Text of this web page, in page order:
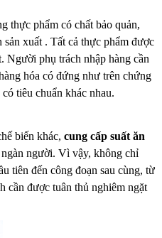
thực phẩm có chất bảo quản,
xuất . Tất cả thực phẩm được
Người phụ trách nhập hàng cần
hóa có đứng như trên chứng
tiêu chuẩn khác nhau.
biến khác, cung cấp suất ăn
người. Vì vậy, không chỉ
tiên đến công đoạn sau cùng, từ
cần được tuân thủ nghiêm ngặt